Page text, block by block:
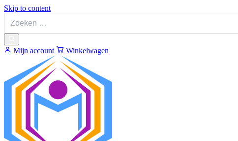
Skip to content
Mijn account Winkelwagen